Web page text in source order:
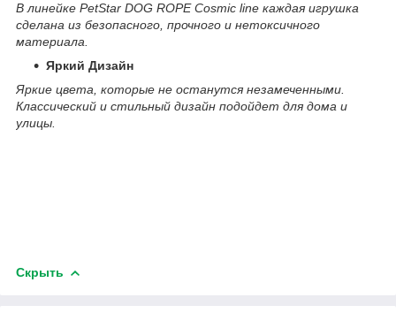
В линейке PetStar DOG ROPE Cosmic line каждая игрушка
сделана из безопасного, прочного и нетоксичного
материала.
Яркий Дизайн
Яркие цвета, которые не останутся незамеченными.
Классический и стильный дизайн подойдет для дома и
улицы.
Скрыть